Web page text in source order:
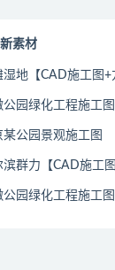
素材
湿地【CAD施工图+
公园绿化工程施工图
某公园景观施工图
滨群力【CAD施工
公园绿化工程施工图